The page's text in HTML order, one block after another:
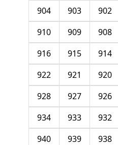
902
903
904
908
909
910
914
915
916
920
921
922
926
927
928
932
933
934
938
939
940